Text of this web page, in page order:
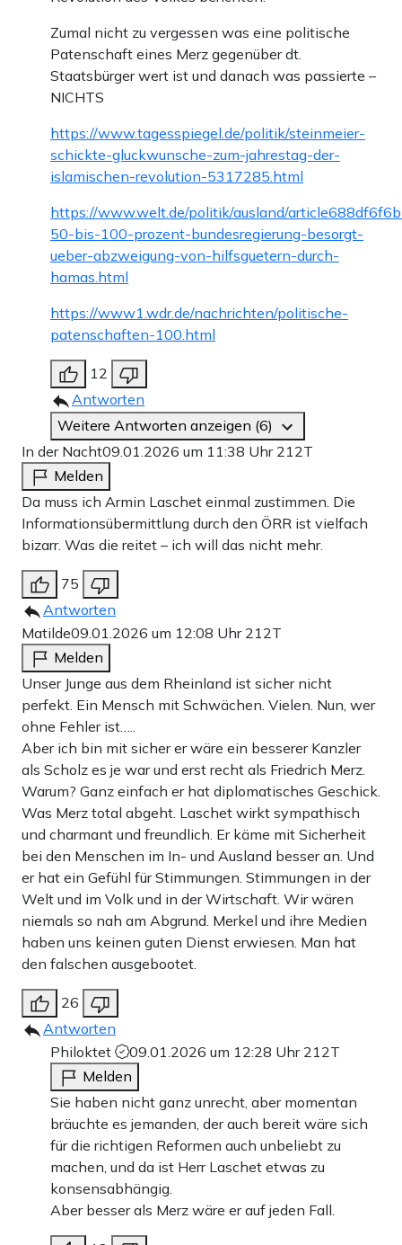
Zumal nicht zu vergessen was eine politische
Patenschaft eines Merz gegenüber dt.
Staatsbürger wert ist und danach was passierte –
NICHTS
https://www.tagesspiegel.de/politik/steinmeier-
schickte-gluckwunsche-zum-jahrestag-der-
islamischen-revolution-5317285.html
https://www.welt.de/politik/ausland/
50-bis-100-prozent-bundesregierung-besorgt-
ueber-abzweigung-von-hilfsguetern-durch-
hamas.html
https://www1.wdr.de/nachrichten/politische-
patenschaften-100.html
12
Antworten
Weitere Antworten anzeigen (6)
In der Nacht09.01.2026 um 11:38 Uhr 212T
Melden
Da muss ich Armin Laschet einmal zustimmen. Die
Informationsübermittlung durch den ÖRR ist vielfach
bizarr. Was die reitet – ich will das nicht mehr.
75
Antworten
Matilde09.01.2026 um 12:08 Uhr 212T
Melden
Unser Junge aus dem Rheinland ist sicher nicht
perfekt. Ein Mensch mit Schwächen. Vielen. Nun, wer
ohne Fehler ist…..
Aber ich bin mit sicher er wäre ein besserer Kanzler
als Scholz es je war und erst recht als Friedrich Merz.
Warum? Ganz einfach er hat diplomatisches Geschick.
Was Merz total abgeht. Laschet wirkt sympathisch
und charmant und freundlich. Er käme mit Sicherheit
bei den Menschen im In- und Ausland besser an. Und
er hat ein Gefühl für Stimmungen. Stimmungen in der
Welt und im Volk und in der Wirtschaft. Wir wären
niemals so nah am Abgrund. Merkel und ihre Medien
haben uns keinen guten Dienst erwiesen. Man hat
den falschen ausgebootet.
26
Antworten
Philoktet
09.01.2026 um 12:28 Uhr 212T
Melden
Sie haben nicht ganz unrecht, aber momentan
bräuchte es jemanden, der auch bereit wäre sich
für die richtigen Reformen auch unbeliebt zu
machen, und da ist Herr Laschet etwas zu
konsensabhängig.
Aber besser als Merz wäre er auf jeden Fall.